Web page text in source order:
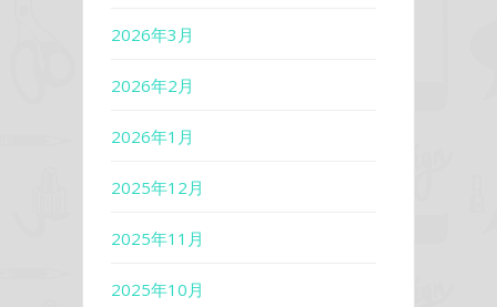
2026年3月
2026年2月
2026年1月
2025年12月
2025年11月
2025年10月